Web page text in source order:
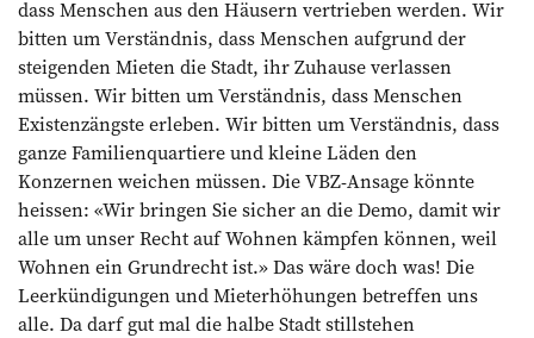
dass Menschen aus den Häusern ­vertrieben werden. Wir
bitten um ­Verständnis, dass Menschen aufgrund der
steigenden Mieten die Stadt, ihr Zuhause verlassen
müssen. Wir bitten um Verständnis, dass Menschen
Existenzängste erleben. Wir bitten um Verständnis, dass
ganze Familienquartiere und kleine Läden den
Konzernen weichen müssen. Die VBZ-Ansage könnte
heissen: «Wir bringen Sie sicher an die Demo, damit wir
alle um unser Recht auf Wohnen kämpfen können, weil
Wohnen ein Grundrecht ist.» Das wäre doch was! Die
Leerkündigungen und Mieterhöhungen betreffen uns
alle. Da darf gut mal die halbe Stadt stillstehen